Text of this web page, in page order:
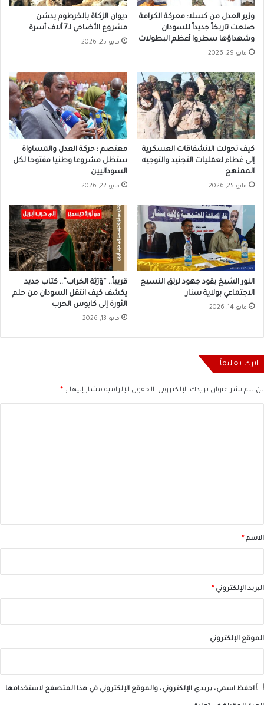
وزير العدل من كسلا: معركة الكرامة
صنعت تاريخاً جديداً للسودان
وشهداؤها سطروا أعظم البطولات
مايو 29, 2026
ديوان الزكاة بالخرطوم يدشن
مشروع الأضاحي لـ7 آلاف أسرة
مايو 25, 2026
كيف تحولت الانشقاقات العسكرية
إلى غطاء لعمليات التجنيد والتوجيه
الممنهج
مايو 25, 2026
معتصم : حركة العدل والمساواة
ستظل مشروعا وطنيا مفتوحا لكل
السودانيين
مايو 22, 2026
النور الشيخ يقود جهود لرتق النسيج
الاجتماعي بولاية سنار
مايو 14, 2026
قريباً.. “وَرَثة الخراب”.. كتاب جديد
يكشف كيف انتقل السودان من حلم
الثورة إلى كابوس الحرب
مايو 13, 2026
اترك تعليقاً
لن يتم نشر عنوان بريدك الإلكتروني. الحقول الإلزامية مشار إليها بـ*
*الاسم*
البريد الإلكتروني*
الموقع الإلكتروني
احفظ اسمي، بريدي الإلكتروني، والموقع الإلكتروني في هذا المتصفح لاستخدامها